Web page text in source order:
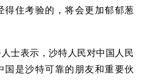
得住考验的，将会更加郁郁葱
表示，沙特人民对中国人民
国是沙特可靠的朋友和重要伙